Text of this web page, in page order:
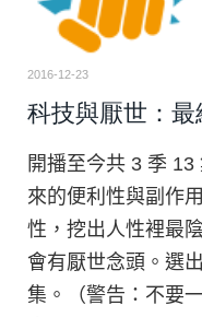
2016-12-23
科技與厭世：
開播至今共 3 季
來的便利性與副作
性，挖出人性裡最
會有厭世念頭。選
集。（警告：不要